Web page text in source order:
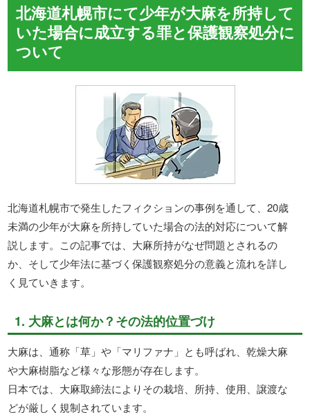
北海道札幌市にて少年が大麻を所持して
いた場合に成立する罪と保護観察処分に
ついて
北海道札幌市で発生したフィクションの事例を通して、20歳
未満の少年が大麻を所持していた場合の法的対応について解
説します。この記事では、大麻所持がなぜ問題とされるの
か、そして少年法に基づく保護観察処分の意義と流れを詳し
く見ていきます。
1. 大麻とは何か？その法的位置づけ
大麻は、通称「草」や「マリファナ」とも呼ばれ、乾燥大麻
や大麻樹脂など様々な形態が存在します。
日本では、大麻取締法によりその栽培、所持、使用、譲渡な
どが厳しく規制されています。